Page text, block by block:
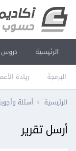
الرئيسية دروس
البرمجة ريادة
الرئيسية أسئلة
أرسل تقرير